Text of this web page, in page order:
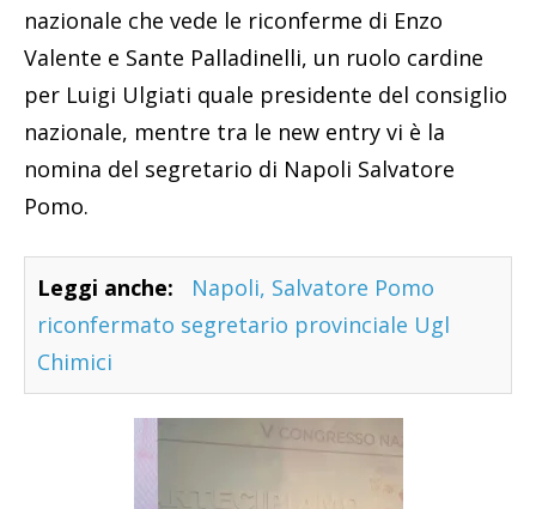
nazionale che vede le riconferme di Enzo
Valente e Sante Palladinelli, un ruolo cardine
per Luigi Ulgiati quale presidente del consiglio
nazionale, mentre tra le new entry vi è la
nomina del segretario di Napoli Salvatore
Pomo.
Leggi anche:
Napoli, Salvatore Pomo
riconfermato segretario provinciale Ugl
Chimici